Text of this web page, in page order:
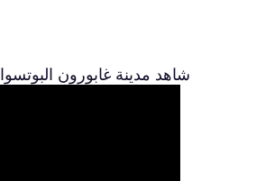
شاهد مدينة غابورون